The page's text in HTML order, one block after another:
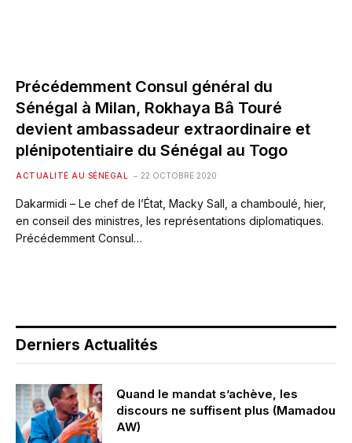
Précédemment Consul général du
Sénégal à Milan, Rokhaya Bâ Touré
devient ambassadeur extraordinaire et
plénipotentiaire du Sénégal au Togo
ACTUALITÉ AU SÉNÉGAL 22 OCTOBRE 2020
Dakarmidi – Le chef de l’État, Macky Sall, a chamboulé, hier,
en conseil des ministres, les représentations diplomatiques.
Précédemment Consul…
Derniers Actualités
Quand le mandat s’achève, les
discours ne suffisent plus (Mamadou
AW)